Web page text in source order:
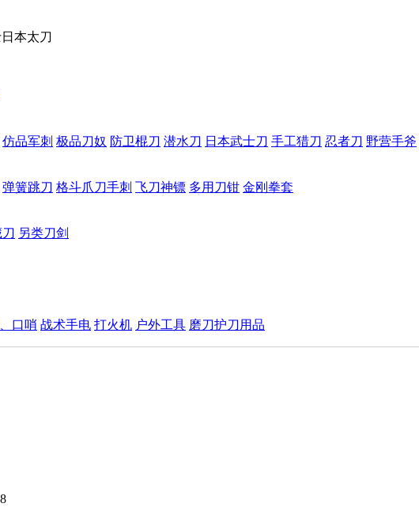
本太刀
仿品军刺 极品刀奴 防卫棍刀 潜水刀 日本武士刀 手工猎刀 忍者刀 野营手斧
弹簧跳刀 格斗爪刀手刺 飞刀神镖 多用刀钳 金刚拳套
另类刀剑
口哨 战术手电 打火机 户外工具 磨刀护刀用品